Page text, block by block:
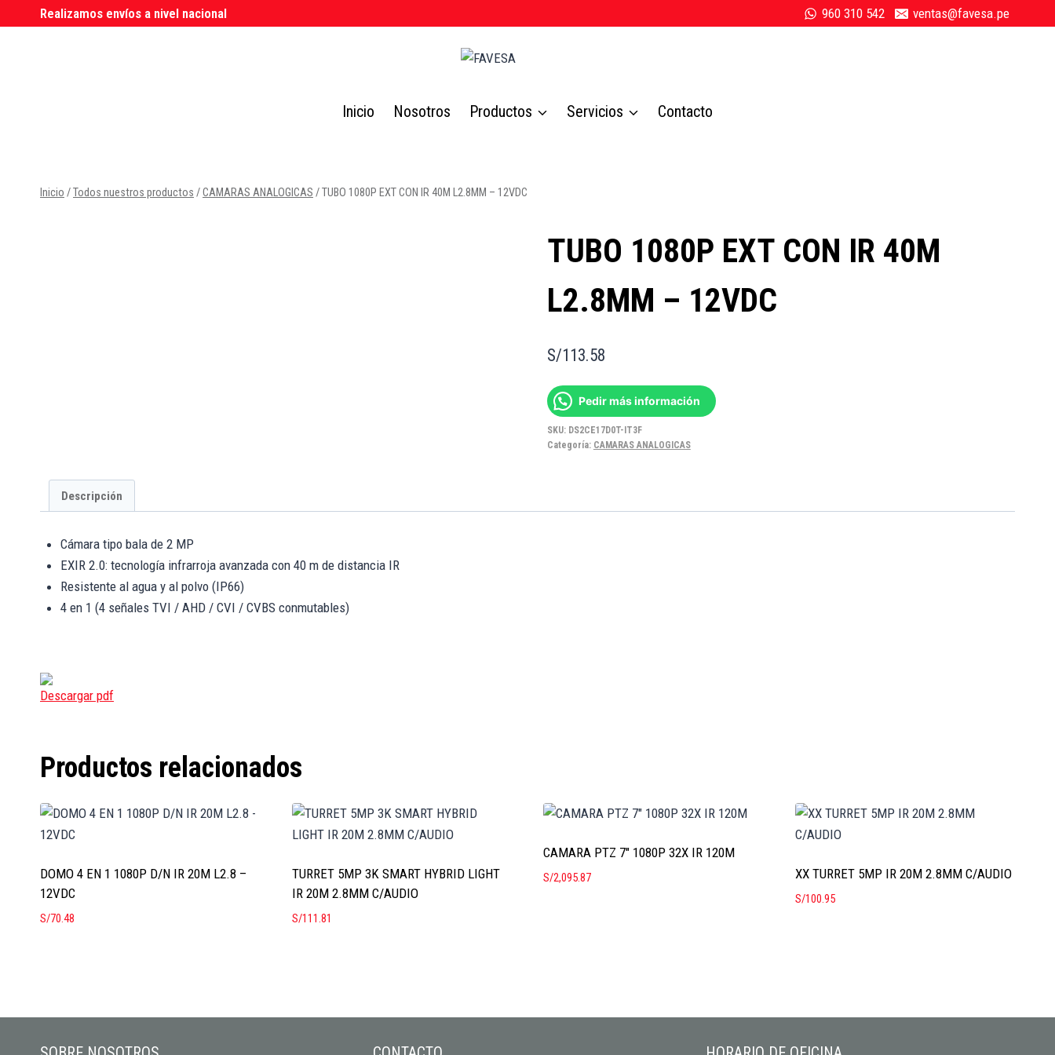
al
Realizamos envíos a nivel nacional 960 310 542 ventas@favesa.pe
Inicio Nosotros Productos Servicios Contacto
Inicio /Todos nuestros productos /CAMARAS ANALOGICAS /TUBO 1080P EXT CON IR 40M L2.8MM – 12VDC
TUBO 1080P EXT CON IR 40M
L2.8MM – 12VDC
S/113.58
Pedir más información
SKU: DS2CE17D0T-IT3F
Categoría: CAMARAS ANALOGICAS
Descripción
Cámara tipo bala de 2 MP
EXIR 2.0: tecnología infrarroja avanzada con 40 m de distancia IR
Resistente al agua y al polvo (IP66)
4 en 1 (4 señales TVI / AHD / CVI / CVBS conmutables)
Descargar pdf
Productos relacionados
DOMO 4 EN 1 1080P D/N IR 20M L2.8 –
12VDC
S/70.48
TURRET 5MP 3K SMART HYBRID LIGHT
IR 20M 2.8MM C/AUDIO
S/111.81
CAMARA PTZ 7″ 1080P 32X IR 120M
S/2,095.87 XX TURRET 5MP IR 20M 2.8MM C/AUDIO
S/100.95